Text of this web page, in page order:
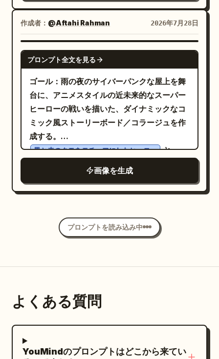
グリーンのペイントブラシストロークを配置
する。 制約事項：顔はフードとマスクで大部
分を隠し、余分なキャラクターは追加しない
こと。追加のインセット画像は不可。表示さ
れるテキストはすべて読みやすくし、指定さ
れたテキストのみに限定すること。ウォータ
ーマークは不可。
統的なグラファイトドローイングが、燃える
ようなフラットなデジタルカラーによって激
しく中断されたかのように感じられる必要が
あります。極めてドライなクールグレーの鉛
筆描写と、突き刺すようなネオンブライトな
デジタルアンバーの輝きとのコントラスト
が、この画像の核心です。コア構成：純白の
紙の空間に浮かぶ一人の女性キャラクターに
完全に焦点を当てた、縦長の構図を使用して
ください。ポーズはダイナミックに：片腕を
上げ、重厚でぶら下がった、鮮やかに輝くガ
半身は筋肉質でしっかりと描かれ、腰から下
は、ドレープのかかった衣服と脚が完全にほ
しています。この煙は、アグレッシブな木炭
のぼかしと、白い背景に消えていく輝く粒子
ライン（強い肩、彫刻のような体幹）を持
体格でなければなりません。激しい威厳と力
ットセレブ」のような顔の特徴は完全に避け
は、背景を白黒の日本のマンガコラージュの
壁へと融合させてください。その壁には、バ
友情、表情豊かなキャラクター、スピード
イナミックなコミックパネルで埋め尽くされ
ています。女性はマンガのアートワークの前
にリラックスしたエディトリアルポーズで自
然に立っており、色彩豊かなリアルな被写体
とモノクロのマンガ背景との間で際立ったコ
ントラストを生み出しています。 海運港とマ
ンガコラージュの間の移行は、滑らかで芸術
的である必要があります。シュールなスケー
ル感、ファンタジー、エディトリアルファッ
ックの美学を 1 つのまとまりのある構図に融
合させてください。超詳細なテクスチャ、リ
ス、自然な肌のトーン、HDR、8K 解像度、
ーグレーディング、プロフェッショナルなフ
ァッションフォトグラフィー、細部まで作り
ルは、共通の視覚言語を持ちつつも、それぞ
れが独立したアートワークとして見えるよう
にしてください。 キャンバス: 縦長のポート
レートキャンバス（約 675 × 1024 px または
2:3 の比率）。パネル間には細い白い溝（ガ
ター）を設け、外側にも細い白い枠線を配置
します。キャプション、ロゴ、透かしは一切
入れないでください。 ビジュアルスタイル:
ミッドセンチュリーのグラフィックデザイ
ン、日本の版画、構成主義の幾何学、アール
デコのポスター構図、そして現代のアニメや
エディトリアルイラストレーションの融合。
遠近法を平坦化し、ブロック状の形状、質感
のある紙、落ち着いたクリーム色の背景、深
を使用します。細部は写実的ではなく、様式
化してください。 レイアウト: 以下の 6 つの
的な夜の風景。直立したオレンジ色のカンガ
コアラのような動物。左上にクリーム色の満
月、小さな星や花火のドット、背景にはオレ
ンジ、ベージュ、黒、グレーの長方形のグリ
ルで描きます。 2. 右上パネル: 廃墟となった
作成者： @Aftahi Rahman 2026年7月28日
GPT IMAGE 2
プロンプト全文を見る
ゴール：雨の夜のサイバーパンクな屋上を舞
台に、アニメスタイルの近未来的なスーパー
ヒーローの戦いを描いた、ダイナミックなコ
ミック風ストーリーボード／コラージュを作
成する。
黒と赤のクモをモチーフにしたヒーロー と
が、監視ドローンやレーザー攻撃と戦う様子
を描写する。 キャンバス：1:1 の正方形画
計 7 コマの洗練されたコミックページ構成。
映画のようなライティング、コントラストの
視。 レイアウト：計 7 つの独立したコマを使
アクションコマを 1 つ、下段に小さなコマを
マ：屋上の広角ショット。濡れた屋上の手前
画像を生成
プロンプトを読み込み中
よくある質問
YouMindのプロンプトはどこから来てい